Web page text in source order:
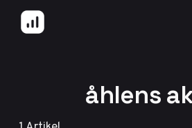
Hoppa till innehåll
åhlens